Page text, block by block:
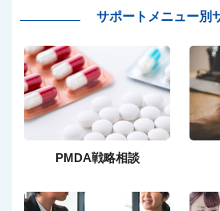
サポートメニュー別
PMDA戦略相談